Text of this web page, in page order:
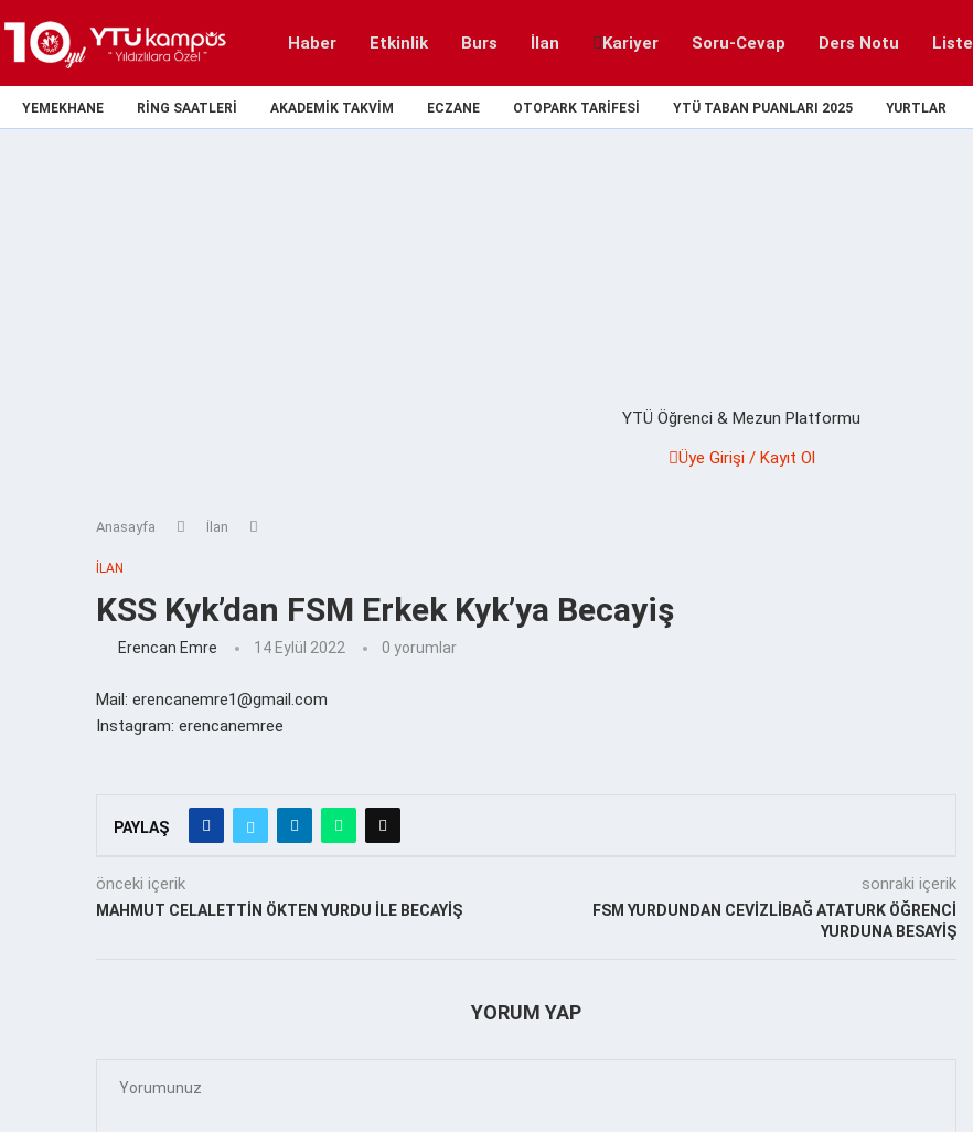
Haber Etkinlik Burs İlan Kariyer Soru-Cevap Ders Notu Liste
YEMEKHANE RING SAATLERI AKADEMIK TAKVIM ECZANE OTOPARK TARIFESI YTÜ TABAN PUANLARI 2025 YURTLAR
YTÜ Öğrenci & Mezun Platformu
Üye Girişi / Kayıt Ol
Anasayfa İlan
İLAN
KSS Kyk’dan FSM Erkek Kyk’ya Becayiş
Erencan Emre 14 Eylül 2022 0 yorumlar
Mail: erencanemre1@gmail.com
Instagram: erencanemree
PAYLAŞ
önceki içerik
MAHMUT CELALETTİN ÖKTEN YURDU İLE BECAYİŞ
sonraki içerik
FSM YURDUNDAN CEVİZLİBAĞ ATATURK ÖĞRENCİ
YURDUNA BESAYİŞ
YORUM YAP